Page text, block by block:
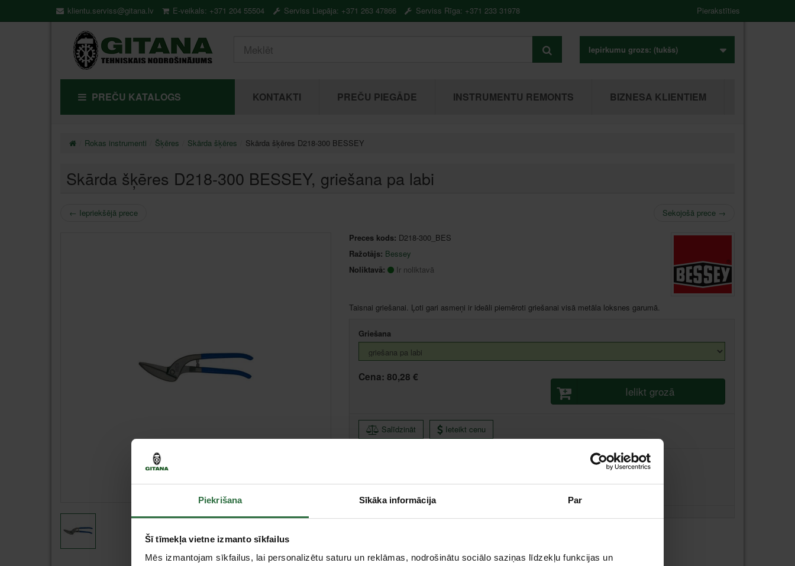
Piekrišana Sīkāka informācija Par
Šī tīmekļa vietne izmanto sīkfailus
Mēs izmantojam sīkfailus, lai personalizētu saturu un reklāmas, nodrošinātu sociālo saziņas līdzekļu funkcijas un
klientu.serviss@gitana.lv E-veikals: +371 204 55504 Serviss Liepāja: +371 263 47866 Serviss Rīga: +371 233 31978 Pierakstīties
Iepirkumu grozs: (tukšs)
PREČU KATALOGS KONTAKTI PREČU PIEGĀDE INSTRUMENTU REMONTS BIZNESA KLIENTIEM
Rokas instrumenti Šķēres Skārda šķēres Skārda šķēres D218-300 BESSEY
Skārda šķēres D218-300 BESSEY, griešana pa labi
← Iepriekšējā prece Sekojošā prece →
Preces kods: D218-300_BES
Ražotājs: Bessey
Noliktavā:
Ir noliktavā
Taisnai griešanai. Ļoti gari asmeņi ir ideāli piemēroti griešanai visā metāla loksnes garumā.
Griešana
Cena: 80,28 €
Ielikt grozā
Salīdzināt Ieteikt cenu